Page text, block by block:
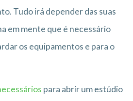
Tudo irá depender das suas
em mente que é necessário
os equipamentos e para o
para abrir um estúdio